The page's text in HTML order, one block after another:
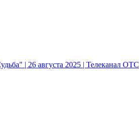
| 26 августа 2025 | Телеканал ОТС